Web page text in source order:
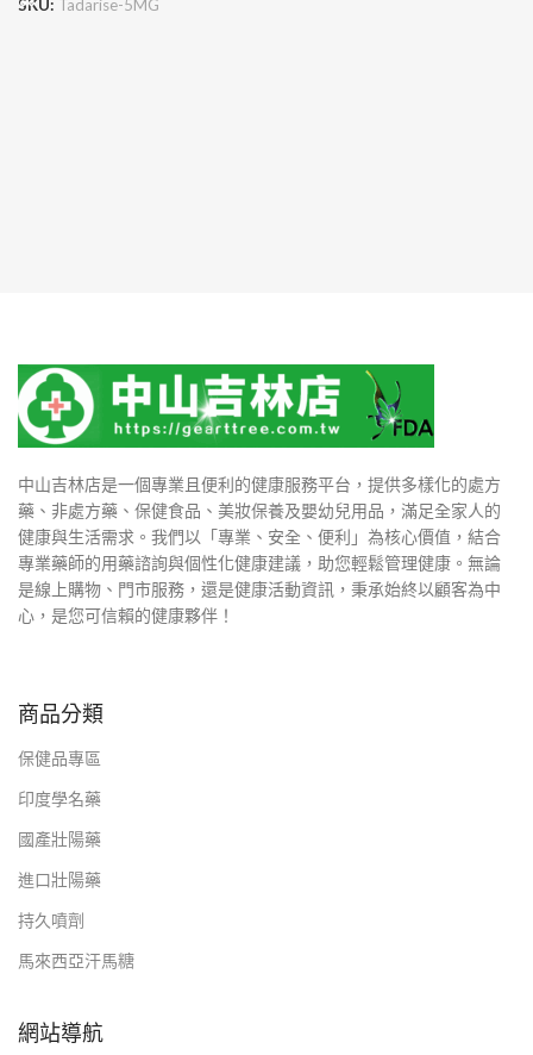
SKU: Tadarise-5MG
中山吉林店是一個專業且便利的健康服務平台，提供多樣化的處方
藥、非處方藥、保健食品、美妝保養及嬰幼兒用品，滿足全家人的
健康與生活需求。我們以「專業、安全、便利」為核心價值，結合
專業藥師的用藥諮詢與個性化健康建議，助您輕鬆管理健康。無論
是線上購物、門市服務，還是健康活動資訊，秉承始終以顧客為中
心，是您可信賴的健康夥伴！
商品分類
保健品專區
印度學名藥
國產壯陽藥
進口壯陽藥
持久噴劑
馬來西亞汗馬糖
網站導航